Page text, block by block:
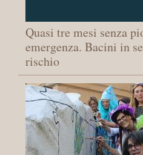
Quasi tre mesi senza
emergenza. Bacini in
rischio